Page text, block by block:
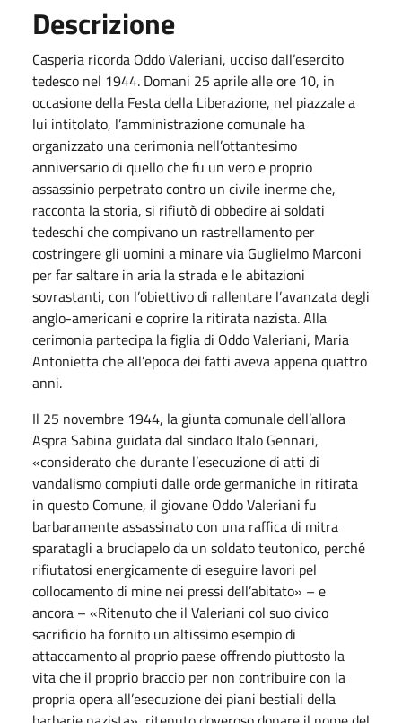
Descrizione
Casperia ricorda Oddo Valeriani, ucciso dall’esercito
tedesco nel 1944. Domani 25 aprile alle ore 10, in
occasione della Festa della Liberazione, nel piazzale a
lui intitolato, l’amministrazione comunale ha
organizzato una cerimonia nell’ottantesimo
anniversario di quello che fu un vero e proprio
assassinio perpetrato contro un civile inerme che,
racconta la storia, si rifiutò di obbedire ai soldati
tedeschi che compivano un rastrellamento per
costringere gli uomini a minare via Guglielmo Marconi
per far saltare in aria la strada e le abitazioni
sovrastanti, con l’obiettivo di rallentare l’avanzata degli
anglo-americani e coprire la ritirata nazista. Alla
cerimonia partecipa la figlia di Oddo Valeriani, Maria
Antonietta che all’epoca dei fatti aveva appena quattro
anni.
Il 25 novembre 1944, la giunta comunale dell’allora
Aspra Sabina guidata dal sindaco Italo Gennari,
«considerato che durante l’esecuzione di atti di
vandalismo compiuti dalle orde germaniche in ritirata
in questo Comune, il giovane Oddo Valeriani fu
barbaramente assassinato con una raffica di mitra
sparatagli a bruciapelo da un soldato teutonico, perché
rifiutatosi energicamente di eseguire lavori pel
collocamento di mine nei pressi dell’abitato» – e
ancora – «Ritenuto che il Valeriani col suo civico
sacrificio ha fornito un altissimo esempio di
attaccamento al proprio paese offrendo piuttosto la
vita che il proprio braccio per non contribuire con la
propria opera all’esecuzione dei piani bestiali della